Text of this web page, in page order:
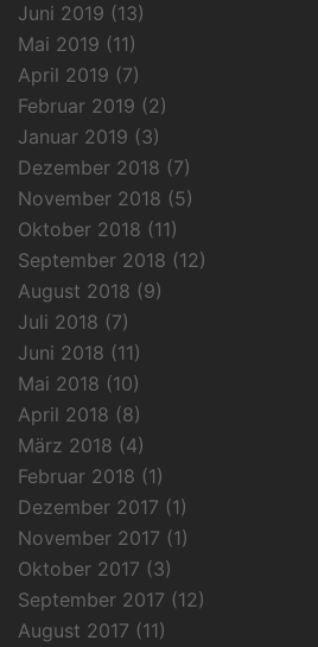
Juni 2019 (13)
Mai 2019 (11)
April 2019 (7)
Februar 2019 (2)
Januar 2019 (3)
Dezember 2018 (7)
November 2018 (5)
Oktober 2018 (11)
September 2018 (12)
August 2018 (9)
Juli 2018 (7)
Juni 2018 (11)
Mai 2018 (10)
April 2018 (8)
März 2018 (4)
Februar 2018 (1)
Dezember 2017 (1)
November 2017 (1)
Oktober 2017 (3)
September 2017 (12)
August 2017 (11)